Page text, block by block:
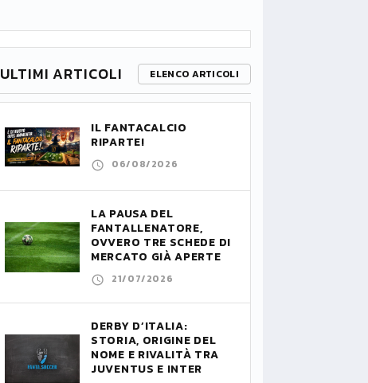
ULTIMI ARTICOLI ELENCO ARTICOLI
IL FANTACALCIO
RIPARTE!
06/08/2026
LA PAUSA DEL
FANTALLENATORE,
OVVERO TRE SCHEDE DI
MERCATO GIÀ APERTE
21/07/2026
DERBY D’ITALIA:
STORIA, ORIGINE DEL
NOME E RIVALITÀ TRA
JUVENTUS E INTER